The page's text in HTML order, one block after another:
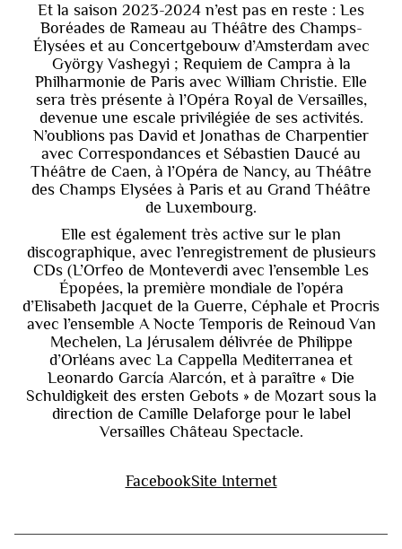
Et la saison 2023-2024 n’est pas en reste : Les
Boréades de Rameau au Théâtre des Champs-
Élysées et au Concertgebouw d’Amsterdam avec
György Vashegyi ; Requiem de Campra à la
Philharmonie de Paris avec William Christie. Elle
sera très présente à l’Opéra Royal de Versailles,
devenue une escale privilégiée de ses activités.
N’oublions pas David et Jonathas de Charpentier
avec Correspondances et Sébastien Daucé au
Théâtre de Caen, à l’Opéra de Nancy, au Théâtre
des Champs Elysées à Paris et au Grand Théâtre
de Luxembourg.
Elle est également très active sur le plan
discographique, avec l’enregistrement de plusieurs
CDs (L’Orfeo de Monteverdi avec l’ensemble Les
Épopées, la première mondiale de l’opéra
d’Elisabeth Jacquet de la Guerre, Céphale et Procris
avec l’ensemble A Nocte Temporis de Reinoud Van
Mechelen, La Jérusalem délivrée de Philippe
d’Orléans avec La Cappella Mediterranea et
Leonardo García Alarcón, et à paraître « Die
Schuldigkeit des ersten Gebots » de Mozart sous la
direction de Camille Delaforge pour le label
Versailles Château Spectacle.
FacebookSite Internet